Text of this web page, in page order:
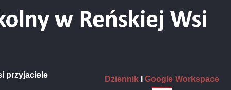
przyjaciele Dziennik Google Workspace